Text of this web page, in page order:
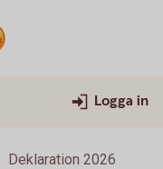
Logga in
Deklaration 2026